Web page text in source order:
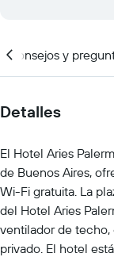
Consejos y
Detalles
El Hotel Aries
de Buenos Aires,
Wi-Fi gratuita. La
del Hotel Aries
ventilador de
privado. El hotel